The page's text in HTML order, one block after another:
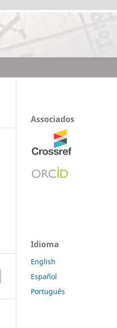
Associados
Idioma
English
Español
Português